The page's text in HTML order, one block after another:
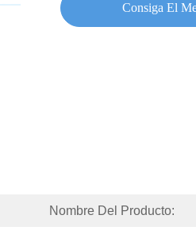
Consiga El
Nombre Del Producto: